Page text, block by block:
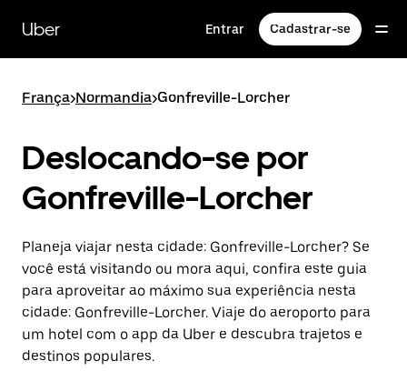
para
conteúdo
Uber Entrar Cadastrar-se
França>Normandia>Gonfreville-Lorcher
Deslocando-se por
Gonfreville-Lorcher
Planeja viajar nesta cidade: Gonfreville-Lorcher? Se
você está visitando ou mora aqui, confira este guia
para aproveitar ao máximo sua experiência nesta
cidade: Gonfreville-Lorcher. Viaje do aeroporto para
um hotel com o app da Uber e descubra trajetos e
destinos populares.